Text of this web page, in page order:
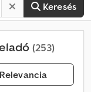
Keresés
(253)